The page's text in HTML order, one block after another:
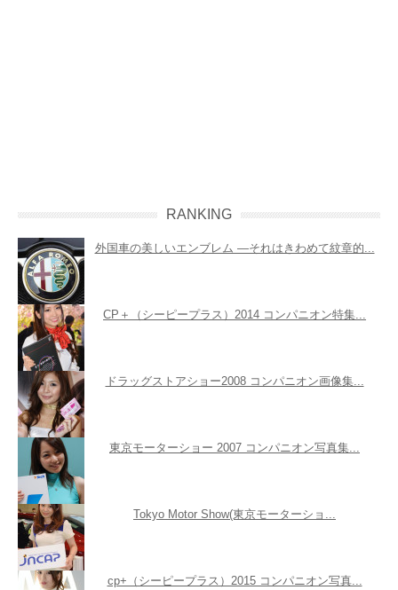
RANKING
外国車の美しいエンブレム ―それはきわめて紋章的...
CP＋（シーピープラス）2014 コンパニオン特集...
ドラッグストアショー2008 コンパニオン画像集...
東京モーターショー 2007 コンパニオン写真集...
Tokyo Motor Show(東京モーターショ...
cp+（シーピープラス）2015 コンパニオン写真...